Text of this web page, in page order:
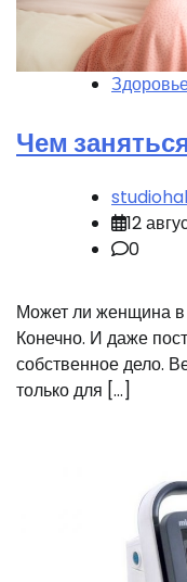
Чем
12
0
Может ли женщина в
Конечно. И даже
собственное дело.
только для […]